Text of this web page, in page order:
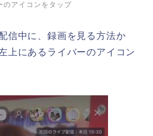
のアイコンをタップ
信中に、録画を見る方法か
上にあるライバーのアイコン